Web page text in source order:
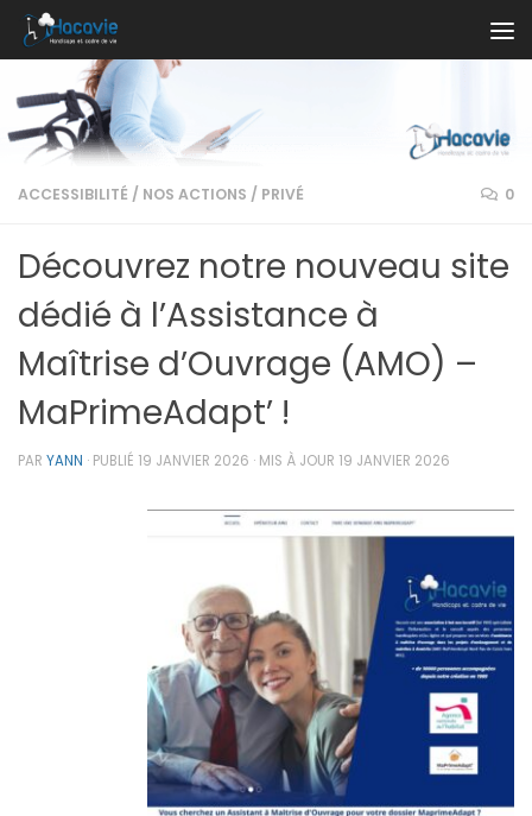
Au dessous du contenu
ACCESSIBILITÉ / NOS ACTIONS / PRIVÉ 0
Découvrez notre nouveau site
dédié à l’Assistance à
Maîtrise d’Ouvrage (AMO) –
MaPrimeAdapt’ !
PAR YANN · PUBLIÉ 19 JANVIER 2026 · MIS À JOUR 19 JANVIER 2026